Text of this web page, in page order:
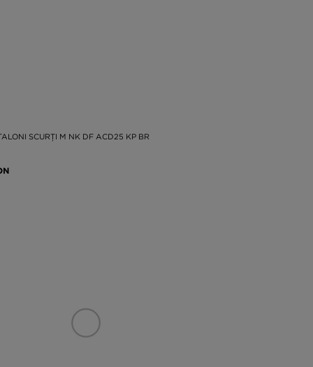
SCURȚI M NK DF ACD25 KP BR